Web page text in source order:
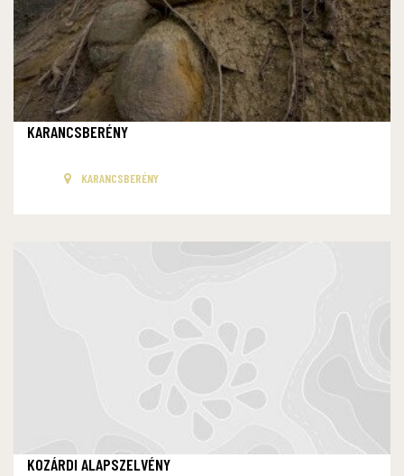
KARANCSBERÉNY
KARANCSBERÉNY
KOZÁRDI ALAPSZELVÉNY